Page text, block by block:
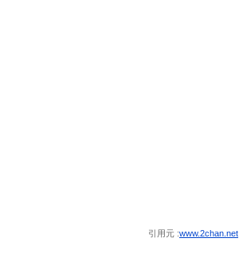
引用元 :www.2chan.net